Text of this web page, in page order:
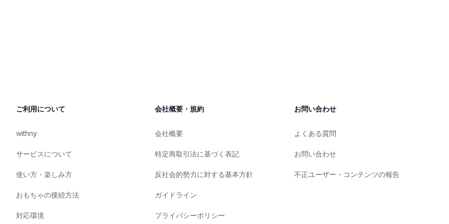
ご利用について
withny
サービスについて
使い方・楽しみ方
おもちゃの接続方法
対応環境
会社概要・規約
会社概要
特定商取引法に基づく表記
反社会的勢力に対する基本方針
ガイドライン
プライバシーポリシー
お問い合わせ
よくある質問
お問い合わせ
不正ユーザー・コンテンツの報告